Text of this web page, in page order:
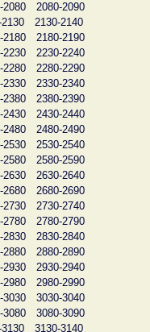
2080
2080-2090
2130-2140
2180
2180-2190
2230
2230-2240
2280
2280-2290
2330
2330-2340
2380
2380-2390
2430
2430-2440
2480
2480-2490
2530
2530-2540
2580
2580-2590
2630
2630-2640
2680
2680-2690
2730
2730-2740
2780
2780-2790
2830
2830-2840
2880
2880-2890
2930
2930-2940
2980
2980-2990
3030
3030-3040
3080
3080-3090
3130-3140